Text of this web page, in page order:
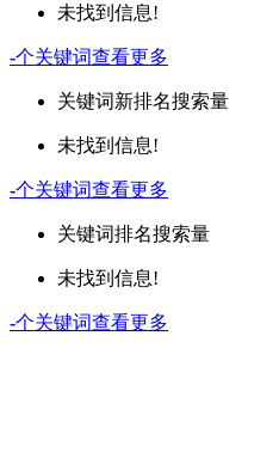
未找到信息!
-个关键词查看更多
关键词新排名搜索量
未找到信息!
-个关键词查看更多
关键词排名搜索量
未找到信息!
-个关键词查看更多